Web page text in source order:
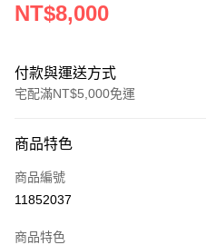
NT$8,000
付款與運送方式
宅配滿NT$5,000免運
信用卡一次付款
LINE Pay
商品特色
商品編號
11852037
商品特色